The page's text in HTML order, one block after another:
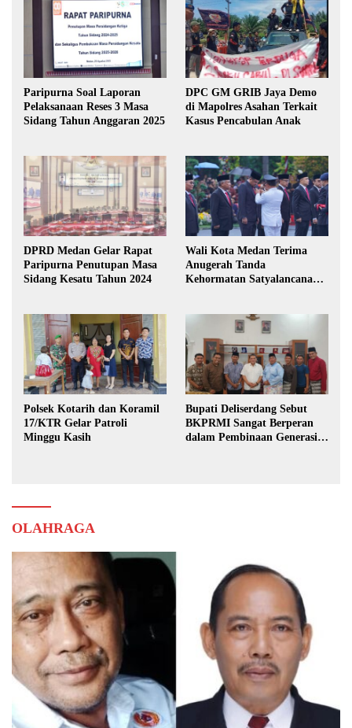
Paripurna Soal Laporan
Pelaksanaan Reses 3 Masa
Sidang Tahun Anggaran 2025
DPC GM GRIB Jaya Demo
di Mapolres Asahan Terkait
Kasus Pencabulan Anak
DPRD Medan Gelar Rapat
Paripurna Penutupan Masa
Sidang Kesatu Tahun 2024
Wali Kota Medan Terima
Anugerah Tanda
Kehormatan Satyalancana
Polsek Kotarih dan Koramil
17/KTR Gelar Patroli
Minggu Kasih
Bupati Deliserdang Sebut
BKPRMI Sangat Berperan
dalam Pembinaan Generasi
OLAHRAGA